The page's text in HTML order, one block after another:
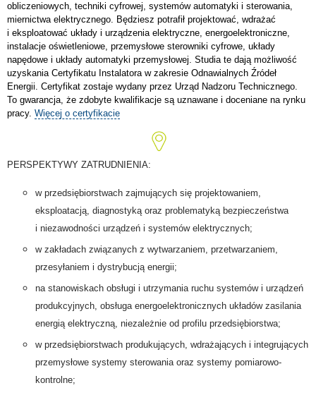
obliczeniowych, techniki cyfrowej, systemów automatyki i sterowania,
miernictwa elektrycznego. Będziesz potrafił projektować, wdrażać
i eksploatować układy i urządzenia elektryczne, energoelektroniczne,
instalacje oświetleniowe, przemysłowe sterowniki cyfrowe, układy
napędowe i układy automatyki przemysłowej. Studia te dają możliwość
uzyskania Certyfikatu Instalatora w zakresie Odnawialnych Źródeł
Energii. Certyfikat zostaje wydany przez Urząd Nadzoru Technicznego.
To gwarancja, że zdobyte kwalifikacje są uznawane i doceniane na rynku
pracy. Więcej o certyfikacie
PERSPEKTYWY ZATRUDNIENIA:
w przedsiębiorstwach zajmujących się projektowaniem,
eksploatacją, diagnostyką oraz problematyką bezpieczeństwa
i niezawodności urządzeń i systemów elektrycznych;
w zakładach związanych z wytwarzaniem, przetwarzaniem,
przesyłaniem i dystrybucją energii;
na stanowiskach obsługi i utrzymania ruchu systemów i urządzeń
produkcyjnych, obsługa energoelektronicznych układów zasilania
energią elektryczną, niezależnie od profilu przedsiębiorstwa;
w przedsiębiorstwach produkujących, wdrażających i integrujących
przemysłowe systemy sterowania oraz systemy pomiarowo-
kontrolne;